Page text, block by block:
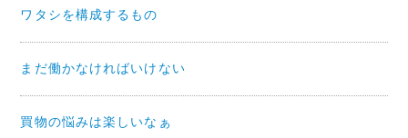
ワタシを構成するもの
まだ働かなければいけない
買物の悩みは楽しいなぁ